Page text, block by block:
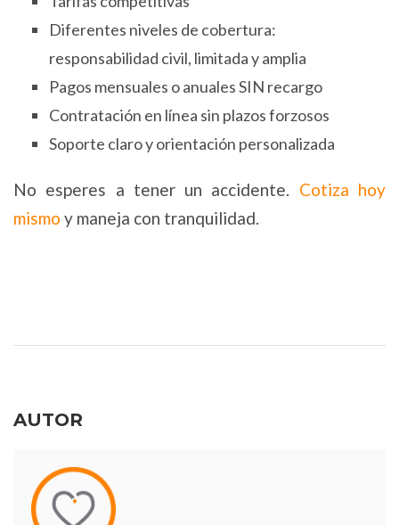
Diferentes niveles de cobertura:
responsabilidad civil, limitada y amplia
Pagos mensuales o anuales SIN recargo
Contratación en línea sin plazos forzosos
​​​​​​​Soporte claro y orientación personalizada
No esperes a tener un accidente. Cotiza hoy
mismo y maneja con tranquilidad.
AUTOR